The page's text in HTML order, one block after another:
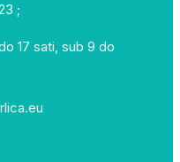
;
17 sati, sub 9 do